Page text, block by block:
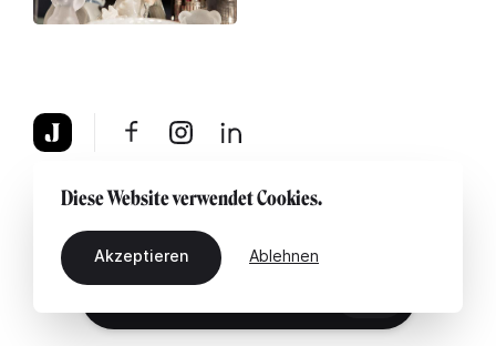
Über uns Rechtshinweis Kontaktiere uns
Diese Website verwendet Cookies.
Akzeptieren Ablehnen